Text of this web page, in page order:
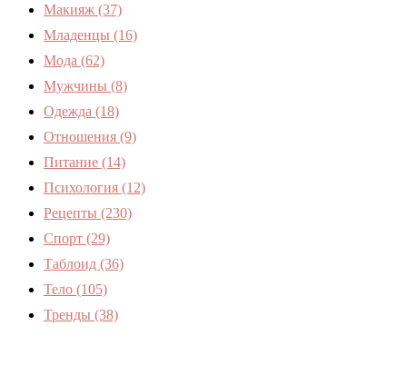
Макияж (37)
Младенцы (16)
Мода (62)
Мужчины (8)
Одежда (18)
Отношения (9)
Питание (14)
Психология (12)
Рецепты (230)
Спорт (29)
Таблоид (36)
Тело (105)
Тренды (38)